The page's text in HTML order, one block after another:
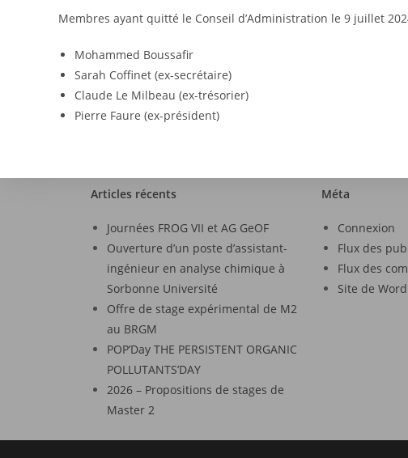
Membres ayant quitté le Conseil d’Administration le 9 juillet
Mohammed Boussafir
Sarah Coffinet (ex-secrétaire)
Claude Le Milbeau (ex-trésorier)
Pierre Faure (ex-président)
Articles récents
Journées FROG VII et AG GeOF
Ouverture d’un poste d’assistant-
ingénieur en analyse chimique à
Sorbonne Université
Offre de stage expérimental de M2
au BRGM
POP’Day THE PERSISTENT ORGANIC
POLLUTANTS’DAY
2026 – Propositions de stages de
Master 2
Méta
Connexion
Flux des
Flux des
Site de